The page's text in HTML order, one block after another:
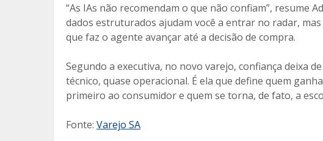
“As IAs não recomendam o que não confiam”, resume
dados estruturados ajudam você a entrar no radar,
que faz o agente avançar até a decisão de compra.
Segundo a executiva, no novo varejo, confiança deixa
técnico, quase operacional. É ela que define quem
primeiro ao consumidor e quem se torna, de fato, a
Fonte: Varejo SA